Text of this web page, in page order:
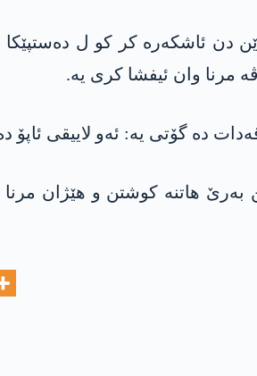
شه‌می 10\6\2023 ناسنامه‌یا دو چه‌كدارێن دن
مرنا وان ئیفشا كری یه‌.
ده‌ گۆتی یه‌: ئه‌و لاییقی ئاپۆ
به‌رێ هاتنه‌ كوشتن و هێژان